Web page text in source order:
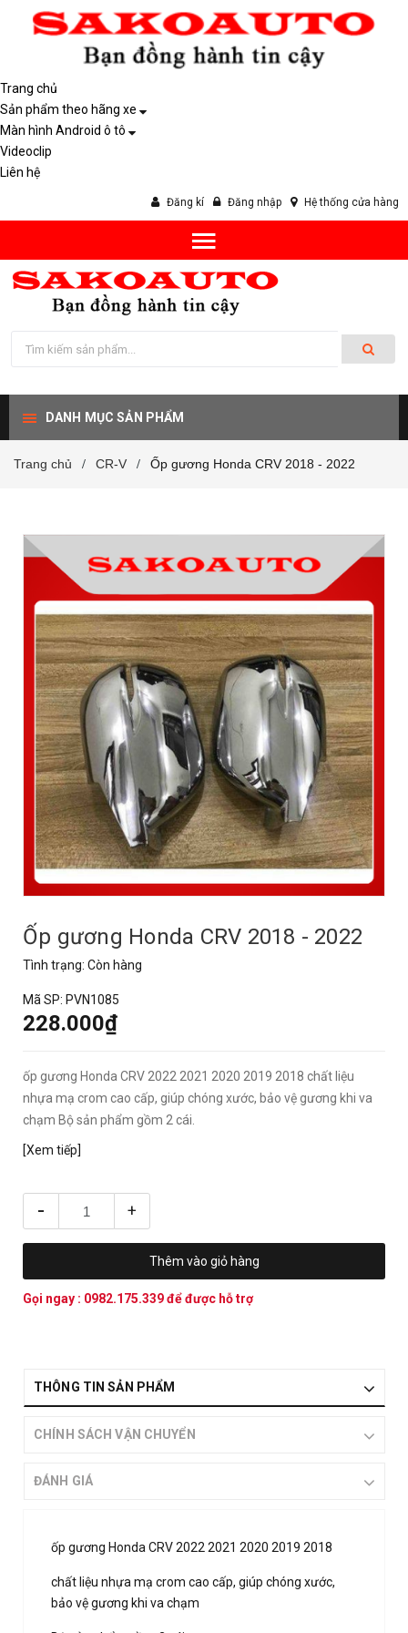
Trang chủ
Sản phẩm theo hãng xe
Màn hình Android ô tô
Videoclip
Liên hệ
Đăng kí Đăng nhập Hệ thống cửa hàng
DANH MỤC SẢN PHẨM
Trang chủ / CR-V / Ốp gương Honda CRV 2018 - 2022
Ốp gương Honda CRV 2018 - 2022
Tình trạng: Còn hàng
Mã SP: PVN1085
228.000₫
ốp gương Honda CRV 2022 2021 2020 2019 2018 chất liệu
nhựa mạ crom cao cấp, giúp chóng xước, bảo vệ gương khi va
chạm Bộ sản phẩm gồm 2 cái.
[Xem tiếp]
- +
Thêm vào giỏ hàng
Gọi ngay : 0982.175.339để được hỗ trợ
THÔNG TIN SẢN PHẨM
CHÍNH SÁCH VẬN CHUYỂN
ĐÁNH GIÁ
ốp gương Honda CRV 2022 2021 2020 2019 2018
chất liệu nhựa mạ crom cao cấp, giúp chóng xước,
bảo vệ gương khi va chạm